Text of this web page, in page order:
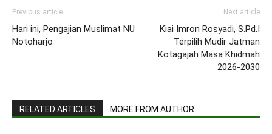
Previous article
Hari ini, Pengajian Muslimat NU
Notoharjo
Next article
Kiai Imron Rosyadi, S.Pd.I
Terpilih Mudir Jatman
Kotagajah Masa Khidmah
2026-2030
RELATED ARTICLES MORE FROM AUTHOR